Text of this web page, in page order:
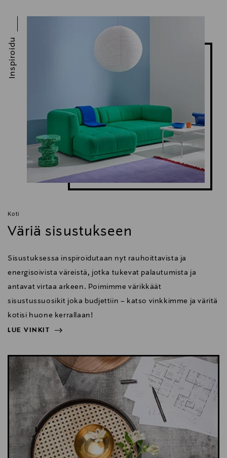
Koti
Väriä sisustukseen
Sisustuksessa inspiroidutaan nyt rauhoittavista ja
energisoivista väreistä, jotka tukevat palautumista ja
antavat virtaa arkeen. Poimimme värikkäät
sisustussuosikit joka budjettiin – katso vinkkimme ja väritä
kotisi huone kerrallaan!
LUE VINKIT
Inspiroidu
LUE VINKIT